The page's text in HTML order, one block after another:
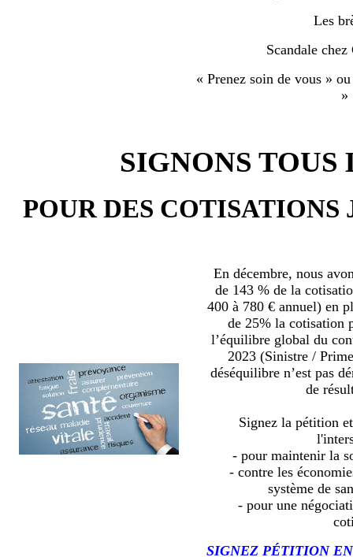
Les
Scandale
« Prenez soin de vous »
»
SIGNONS
POUR DES COTISATIONS
En décembre, nous
de 143 % de la
400 à 780 € annuel) en
de 25% la cotisation
l’équilibre global du
2023 (Sinistre /
déséquilibre n’est pas
de
Signez la pétition
- pour maintenir la
- contre les
système de
- pour une
SIGNEZ PÉTITION